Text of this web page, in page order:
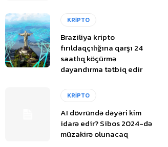
KRİPTO
Braziliya kripto
fırıldaqçılığına qarşı 24
saatlıq köçürmə
dayandırma tətbiq edir
KRİPTO
AI dövründə dəyəri kim
idarə edir? Sibos 2024-də
müzakirə olunacaq